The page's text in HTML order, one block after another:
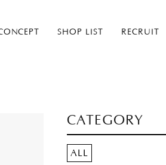
SHOP LIST RECRUIT
CATEGORY
ALL